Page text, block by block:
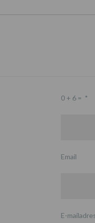
0 + 6 = *
Email
E-